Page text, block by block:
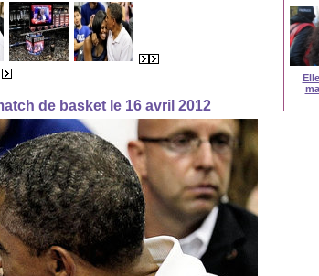
de basket le 16 avril 2012